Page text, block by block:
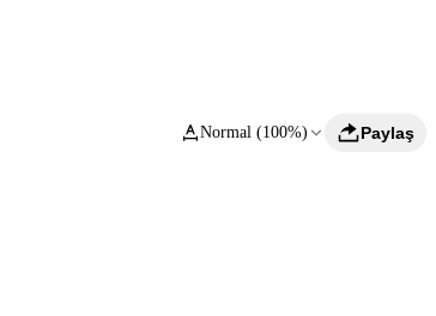
Normal (100%) Paylaş